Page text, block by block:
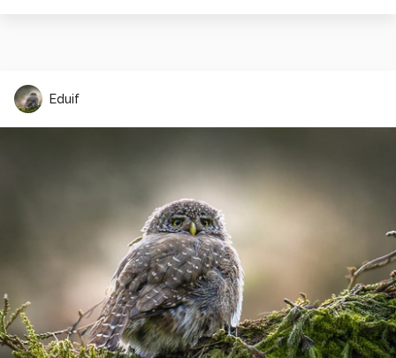
Eduif